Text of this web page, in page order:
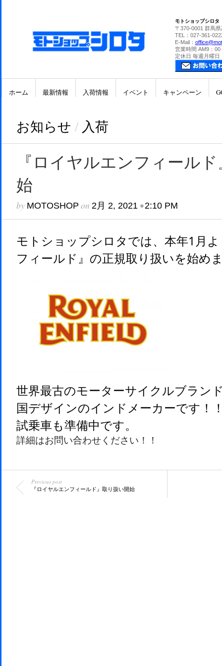
モトショップシロタ
〒370-0001 群馬
TEL：027-361-
E-Mail：
営業時間 AM9：00
定休日 毎週月曜日
ホーム 最新情報 入荷情報 イベント キャンペーン
お知らせ / 入荷
『ロイヤルエンフィール
始
by MOTOSHOP on 2月 2, 2021•2:10 PM
モトショップシロタでは、本年1月
フィールド』の正規取り扱いを始め
世界最古のモーターサイクルブラン
国デザインのインドメーカーです ！
試乗車も準備中です。
詳細はお問い合わせください！！
Previous post
『ロイヤルエンフィールド』取り扱い開始